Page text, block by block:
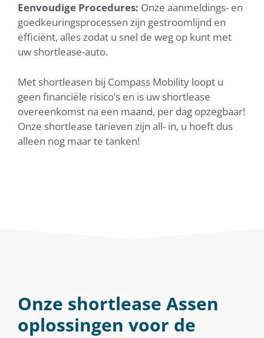
Eenvoudige Procedures: Onze aanmeldings- en
goedkeuringsprocessen zijn gestroomlijnd en
efficiënt, alles zodat u snel de weg op kunt met
uw shortlease-auto.
Met shortleasen bij Compass Mobility loopt u
geen financiële risico’s en is uw shortlease
overeenkomst na een maand, per dag opzegbaar!
Onze shortlease tarieven zijn all- in, u hoeft dus
alleen nog maar te tanken!
Onze shortlease Assen
oplossingen voor de